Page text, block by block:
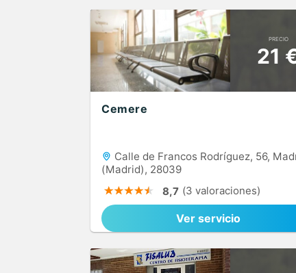
PRECIO
21
Cemere
Calle de Francos Rodríguez, 56,
(Madrid), 28039
8,7 (3 valoraciones)
Ver servicio